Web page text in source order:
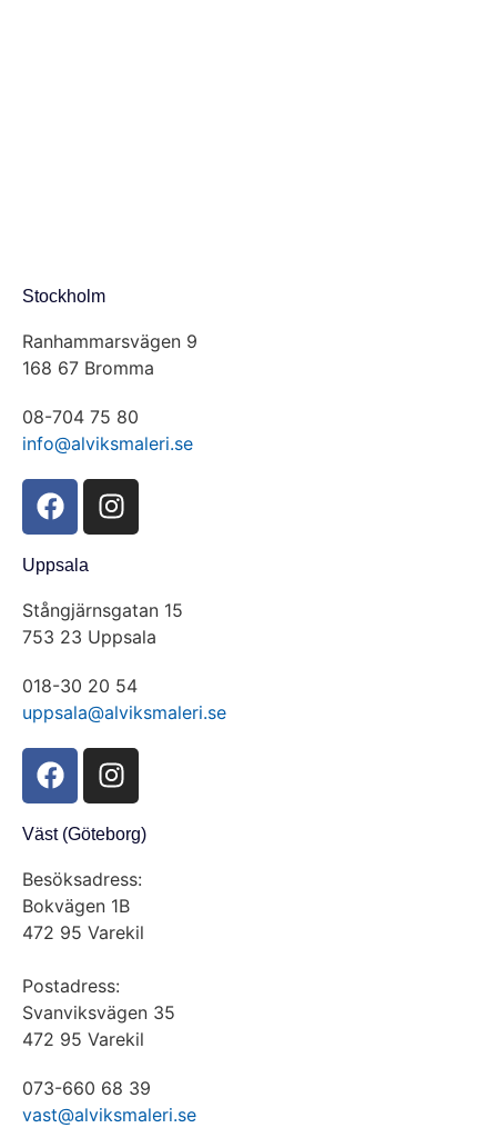
Stockholm
Ranhammarsvägen 9
168 67 Bromma
08-704 75 80
info@alviksmaleri.se
Uppsala
Stångjärnsgatan 15
753 23 Uppsala
018-30 20 54
uppsala@alviksmaleri.se
Väst (Göteborg)
Besöksadress:
Bokvägen 1B
472 95 Varekil
Postadress:
Svanviksvägen 35
472 95 Varekil
073-660 68 39
vast@alviksmaleri.se